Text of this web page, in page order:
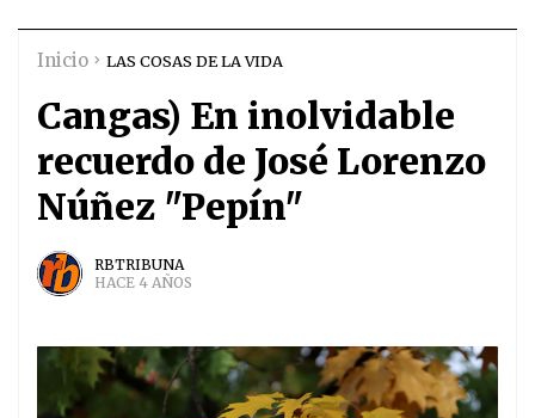
Inicio LAS COSAS DE LA VIDA
Cangas) En inolvidable
recuerdo de José Lorenzo
Núñez "Pepín"
RBTRIBUNA
HACE 4 AÑOS